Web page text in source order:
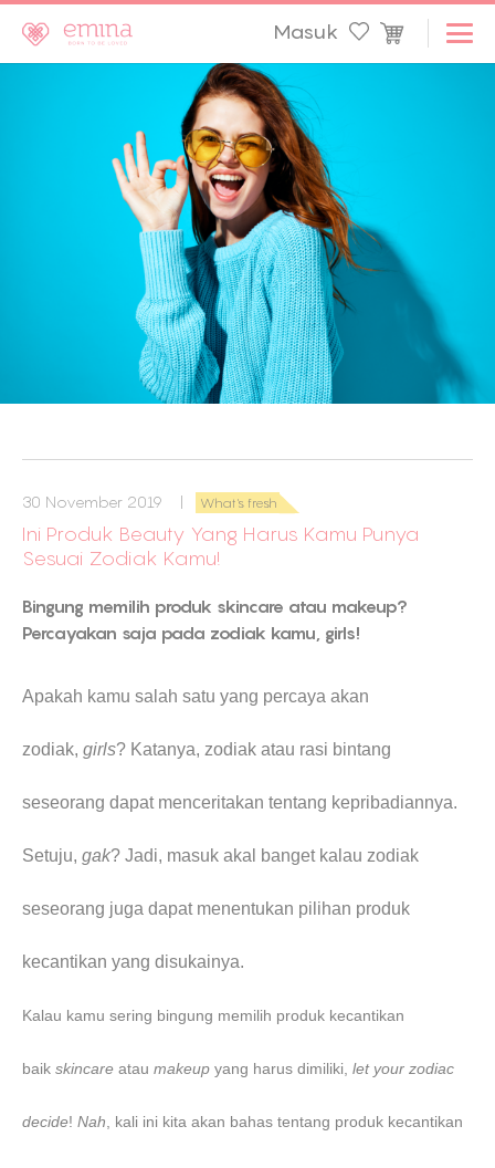
Masuk
30 November 2019 | What's fresh
Ini Produk Beauty Yang Harus Kamu Punya
Sesuai Zodiak Kamu!
Bingung memilih produk skincare atau makeup?
Percayakan saja pada zodiak kamu, girls!
Apakah kamu salah satu yang percaya akan
zodiak, girls? Katanya, zodiak atau rasi bintang
seseorang dapat menceritakan tentang kepribadiannya.
Setuju, gak? Jadi, masuk akal banget kalau zodiak
seseorang juga dapat menentukan pilihan produk
kecantikan yang disukainya.
Kalau kamu sering bingung memilih produk kecantikan
baik skincare atau makeup yang harus dimiliki, let your zodiac
decide! Nah , kali ini kita akan bahas tentang produk kecantikan